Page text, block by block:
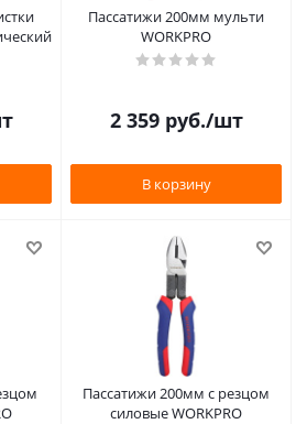
Пассатижи 200мм мульти
WORKPRO
2 359руб./шт
В корзину
Пассатижи 200мм с резцом
силовые WORKPRO